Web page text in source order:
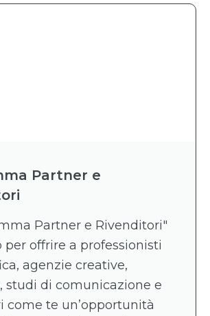
Partner e
Partner e Rivenditori"
per offrire a professionisti
agenzie creative,
studi di comunicazione e
come te un’opportunità